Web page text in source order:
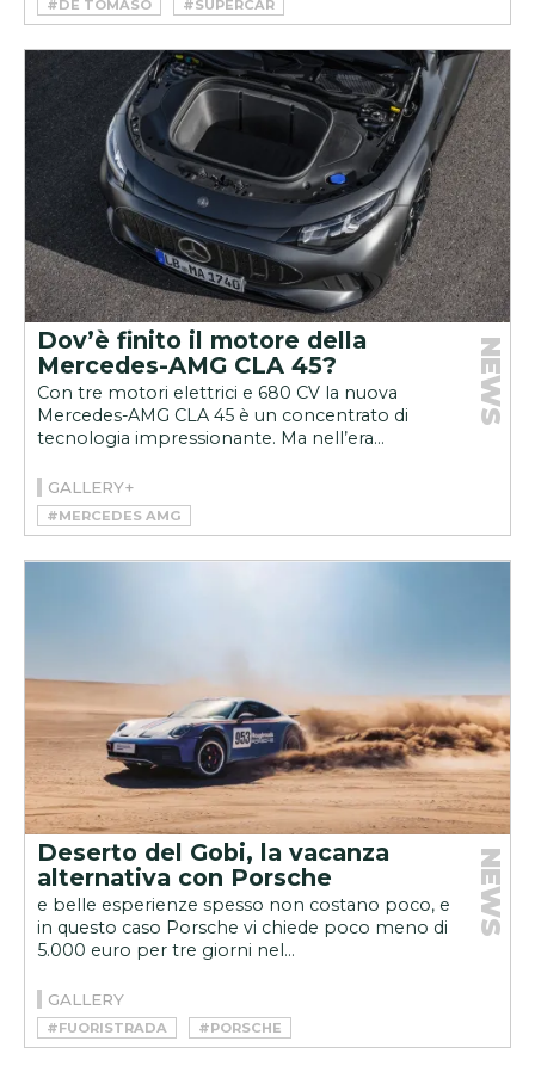
#DE TOMASO #SUPERCAR
Dov’è finito il motore della
Mercedes-AMG CLA 45?
Con tre motori elettrici e 680 CV la nuova
Mercedes-AMG CLA 45 è un concentrato di
tecnologia impressionante. Ma nell’era...
NEWS
GALLERY+
#MERCEDES AMG
#MERCEDES-AMG CLA 45 4MATIC+
Deserto del Gobi, la vacanza
alternativa con Porsche
e belle esperienze spesso non costano poco, e
in questo caso Porsche vi chiede poco meno di
5.000 euro per tre giorni nel...
NEWS
GALLERY
#FUORISTRADA #PORSCHE